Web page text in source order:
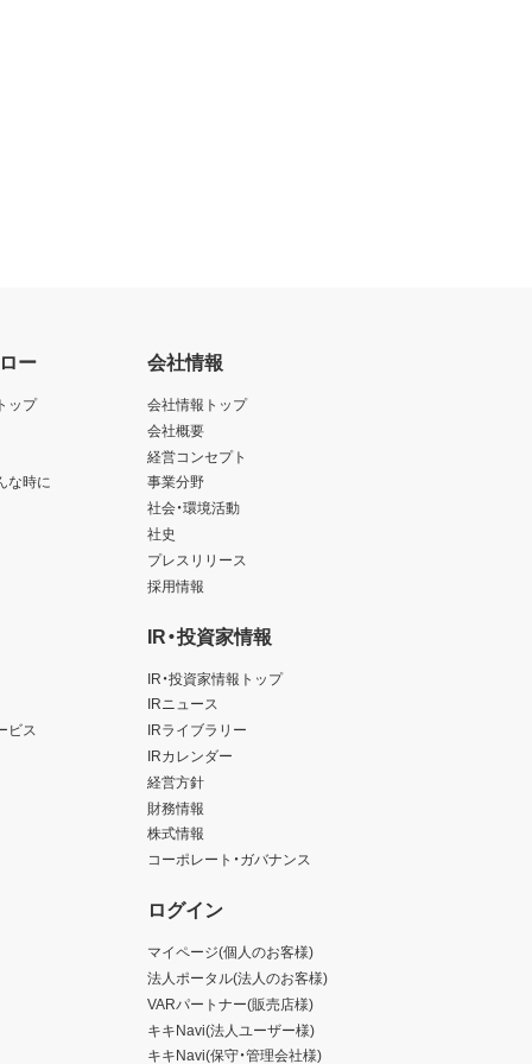
ー
ップ
な時に
ビス
会社情報
会社情報トップ
会社概要
経営コンセプト
事業分野
社会・環境活動
社史
プレスリリース
採用情報
IR・投資家情報
IR・投資家情報トップ
IRニュース
IRライブラリー
IRカレンダー
経営方針
財務情報
株式情報
コーポレート・ガバナンス
ログイン
マイページ(個人のお客様)
法人ポータル(法人のお客様)
VARパートナー(販売店様)
キキNavi(法人ユーザー様)
キキNavi(保守・管理会社様)